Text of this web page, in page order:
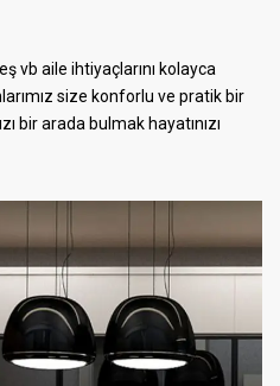
vb aile ihtiyaçlarını kolayca
size konforlu ve pratik bir
bir arada bulmak hayatınızı